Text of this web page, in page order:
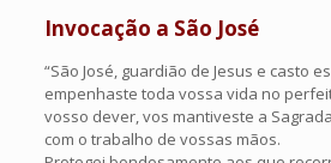
Invocação a São José
“São José, guardião de Jesus e casto
empenhaste toda vossa vida no
vosso dever, vos mantiveste a
com o trabalho de vossas mãos.